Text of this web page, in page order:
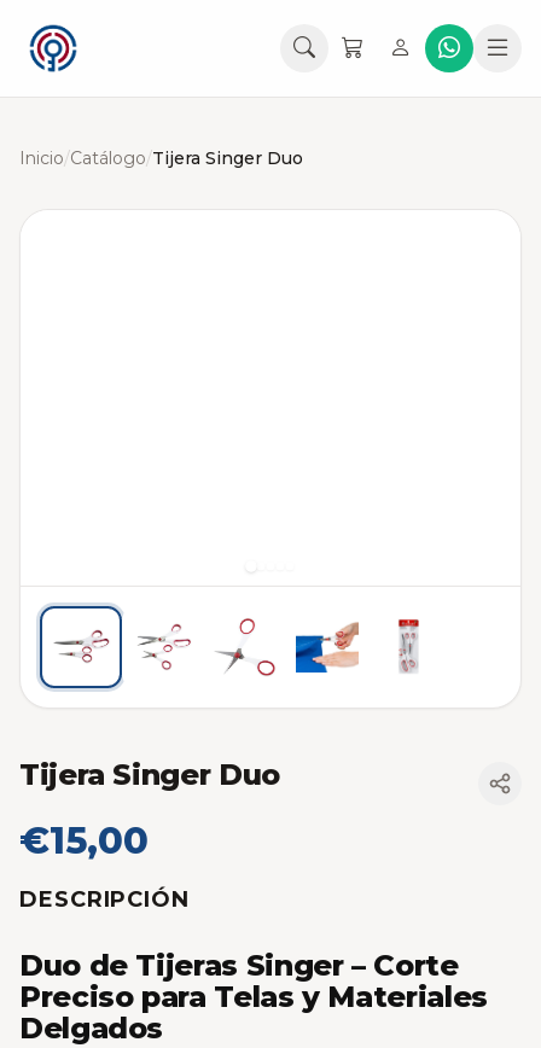
Inicio/Catálogo/Tijera Singer Duo
Tijera Singer Duo
€15,00
DESCRIPCIÓN
Duo de Tijeras Singer – Corte
Preciso para Telas y Materiales
Delgados